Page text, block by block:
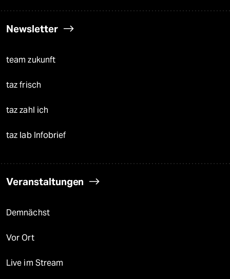
Newsletter
team zukunft
taz frisch
taz zahl ich
taz lab Infobrief
Veranstaltungen
Demnächst
Vor Ort
Live im Stream